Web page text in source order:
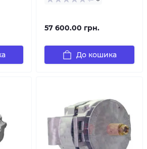
57 600.00 грн.
До кошика